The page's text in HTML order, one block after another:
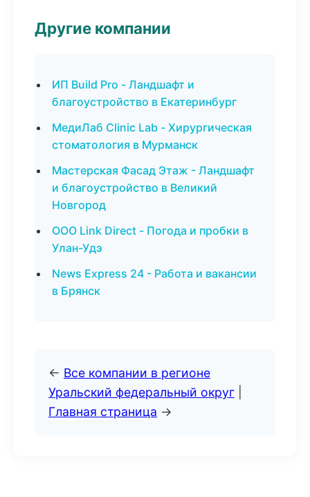
Другие компании
ИП Build Pro - Ландшафт и
благоустройство в Екатеринбург
МедиЛаб Clinic Lab - Хирургическая
стоматология в Мурманск
Мастерская Фасад Этаж - Ландшафт
и благоустройство в Великий
Новгород
ООО Link Direct - Погода и пробки в
Улан-Удэ
News Express 24 - Работа и вакансии
в Брянск
← Все компании в регионе
Уральский федеральный округ
Главная страница →